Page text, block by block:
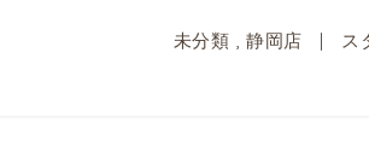
未分類 , 静岡店 | ス